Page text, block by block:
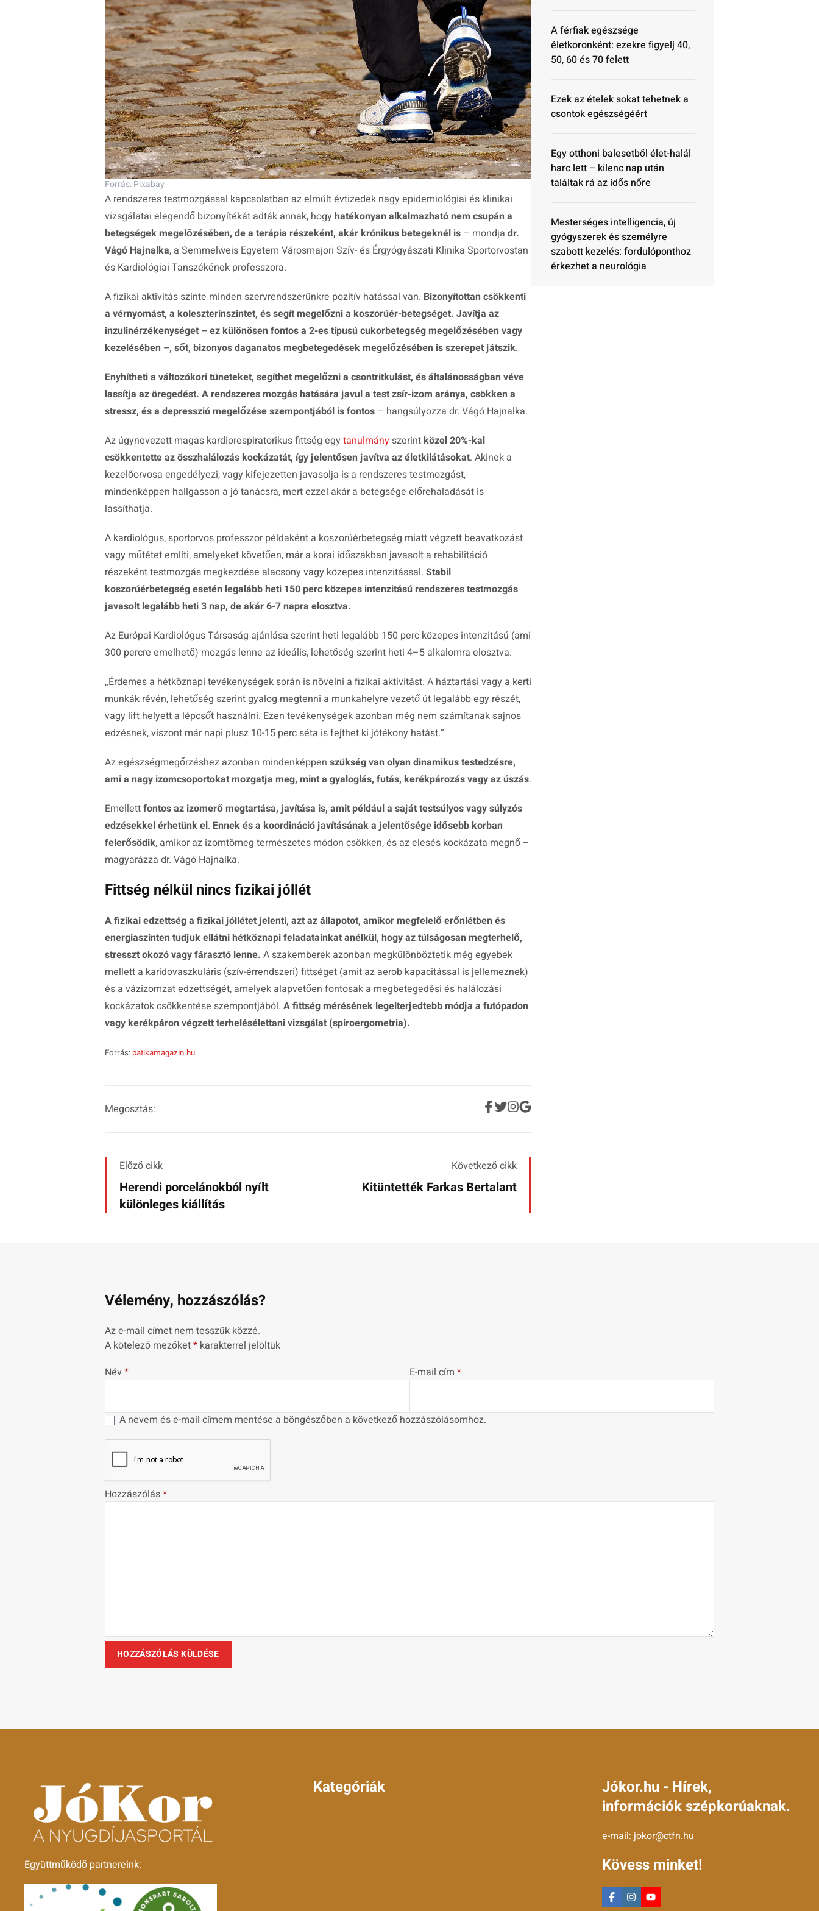
Forrás: Pixabay
A rendszeres testmozgással kapcsolatban az elmúlt évtizedek nagy epidemiológiai és klinikai
vizsgálatai elegendő bizonyítékát adták annak, hogy hatékonyan alkalmazható nem csupán a
betegségek megelőzésében, de a terápia részeként, akár krónikus betegeknél is – mondja dr.
Vágó Hajnalka, a Semmelweis Egyetem Városmajori Szív- és Érgyógyászati Klinika Sportorvostan
és Kardiológiai Tanszékének professzora.
A fizikai aktivitás szinte minden szervrendszerünkre pozitív hatással van. Bizonyítottan csökkenti
a vérnyomást, a koleszterinszintet, és segít megelőzni a koszorúér-betegséget. Javítja az
inzulinérzékenységet – ez különösen fontos a 2-es típusú cukorbetegség megelőzésében vagy
kezelésében –, sőt, bizonyos daganatos megbetegedések megelőzésében is szerepet játszik.
Enyhítheti a változókori tüneteket, segíthet megelőzni a csontritkulást, és általánosságban véve
lassítja az öregedést. A rendszeres mozgás hatására javul a test zsír-izom aránya, csökken a
stressz, és a depresszió megelőzése szempontjából is fontos – hangsúlyozza dr. Vágó Hajnalka.
Az úgynevezett magas kardiorespiratorikus fittség egy tanulmány szerint közel 20%-kal
csökkentette az összhalálozás kockázatát, így jelentősen javítva az életkilátásokat. Akinek a
kezelőorvosa engedélyezi, vagy kifejezetten javasolja is a rendszeres testmozgást,
mindenképpen hallgasson a jó tanácsra, mert ezzel akár a betegsége előrehaladását is
lassíthatja.
A kardiológus, sportorvos professzor példaként a koszorúérbetegség miatt végzett beavatkozást
vagy műtétet említi, amelyeket követően, már a korai időszakban javasolt a rehabilitáció
részeként testmozgás megkezdése alacsony vagy közepes intenzitással. Stabil
koszorúérbetegség esetén legalább heti 150 perc közepes intenzitású rendszeres testmozgás
javasolt legalább heti 3 nap, de akár 6-7 napra elosztva.
Az Európai Kardiológus Társaság ajánlása szerint heti legalább 150 perc közepes intenzitású (ami
300 percre emelhető) mozgás lenne az ideális, lehetőség szerint heti 4–5 alkalomra elosztva.
„Érdemes a hétköznapi tevékenységek során is növelni a fizikai aktivitást. A háztartási vagy a kerti
munkák révén, lehetőség szerint gyalog megtenni a munkahelyre vezető út legalább egy részét,
vagy lift helyett a lépcsőt használni. Ezen tevékenységek azonban még nem számítanak sajnos
edzésnek, viszont már napi plusz 10-15 perc séta is fejthet ki jótékony hatást.”
Az egészségmegőrzéshez azonban mindenképpen szükség van olyan dinamikus testedzésre,
ami a nagy izomcsoportokat mozgatja meg, mint a gyaloglás, futás, kerékpározás vagy az úszás.
Emellettfontos az izomerő megtartása, javítása is, amit például a saját testsúlyos vagy súlyzós
edzésekkel érhetünk el. Ennek és a koordináció javításának a jelentősége idősebb korban
felerősödik, amikor az izomtömeg természetes módon csökken, és az elesés kockázata megnő –
magyarázza dr. Vágó Hajnalka.
Fittség nélkül nincs fizikai jóllét
A fizikai edzettség a fizikai jóllétet jelenti, azt az állapotot, amikor megfelelő erőnlétben és
energiaszinten tudjuk ellátni hétköznapi feladatainkat anélkül, hogy az túlságosan megterhelő,
stresszt okozó vagy fárasztó lenne. A szakemberek azonban megkülönböztetik még egyebek
mellett a karidovaszkuláris (szív-érrendszeri) fittséget (amit az aerob kapacitással is jellemeznek)
és a vázizomzat edzettségét, amelyek alapvetően fontosak a megbetegedési és halálozási
kockázatok csökkentése szempontjából. A fittség mérésének legelterjedtebb módja a futópadon
vagy kerékpáron végzett terhelésélettani vizsgálat (spiroergometria).
Forrás: patikamagazin.hu
Megosztás:
Előző cikk
Herendi porcelánokból nyílt
különleges kiállítás
Következő cikk
Kitüntették Farkas Bertalant
A férfiak egészsége
életkoronként: ezekre figyelj 40,
50, 60 és 70 felett
Ezek az ételek sokat tehetnek a
csontok egészségéért
Egy otthoni balesetből élet-halál
harc lett – kilenc nap után
találtak rá az idős nőre
Mesterséges intelligencia, új
gyógyszerek és személyre
szabott kezelés: fordulóponthoz
érkezhet a neurológia
Vélemény, hozzászólás?
Az e-mail címet nem tesszük közzé.
A kötelező mezőket* karakterrel jelöltük
Név* E-mail cím *
A nevem és e-mail címem mentése a böngészőben a következő hozzászólásomhoz.
Hozzászólás*
Együttműködő partnereink:
Kategóriák
Jókor.hu - Hírek,
információk szépkorúaknak.
e-mail: jokor@ctfn.hu
Kövess minket!